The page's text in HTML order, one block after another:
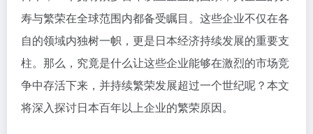
寿与繁荣在全球范围内都备受瞩目。这些企业不仅在各
自的领域内独树一帜，更是日本经济持续发展的重要支
柱。那么，究竟是什么让这些企业能够在激烈的市场竞
争中存活下来，并持续繁荣发展超过一个世纪呢？本文
将深入探讨日本百年以上企业的繁荣原因。